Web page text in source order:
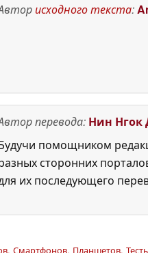
исходного текста:
перевода: Нин Нгок
помощником
сторонних
их последующего
Смартфонов, Планшетов.